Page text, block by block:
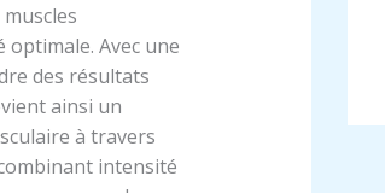
Avec une
des résultats
ainsi un
à travers
intensité